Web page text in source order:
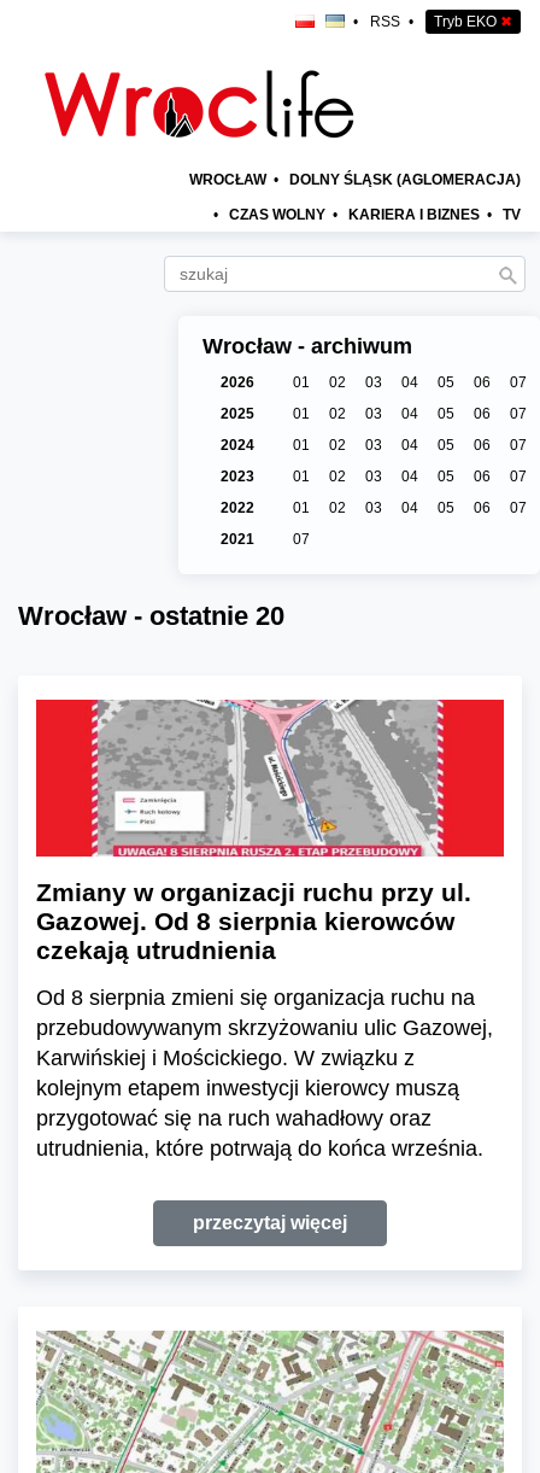
• RSS • Tryb EKO ✖
WROCŁAW • DOLNY ŚLĄSK (AGLOMERACJA)
• CZAS WOLNY • KARIERA I BIZNES • TV
Wrocław - archiwum
2026 01 02 03 04 05 06
07
2025
01 02 03 04 05 06
07
2024
01 02 03 04 05 06
07
2023
01 02 03 04 05 06
07
2022
01 02 03 04 05 06
07
2021
07
Wrocław - ostatnie 20
Zmiany w organizacji ruchu przy ul.
Gazowej. Od 8 sierpnia kierowców
czekają utrudnienia
Od 8 sierpnia zmieni się organizacja ruchu na
przebudowywanym skrzyżowaniu ulic Gazowej,
Karwińskiej i Mościckiego. W związku z
kolejnym etapem inwestycji kierowcy muszą
przygotować się na ruch wahadłowy oraz
utrudnienia, które potrwają do końca września.
przeczytaj więcej